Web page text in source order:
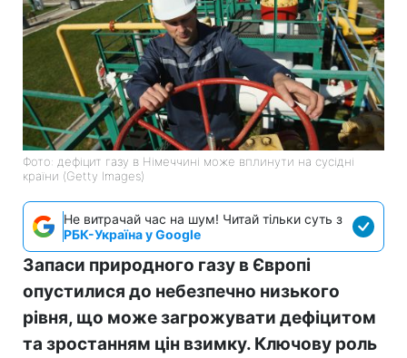
Фото: дефіцит газу в Німеччині може вплинути на сусідні
країни (Getty Images)
Не витрачай час на шум! Читай тільки суть з
РБК-Україна у Google
Запаси природного газу в Європі
опустилися до небезпечно низького
рівня, що може загрожувати дефіцитом
та зростанням цін взимку. Ключову роль